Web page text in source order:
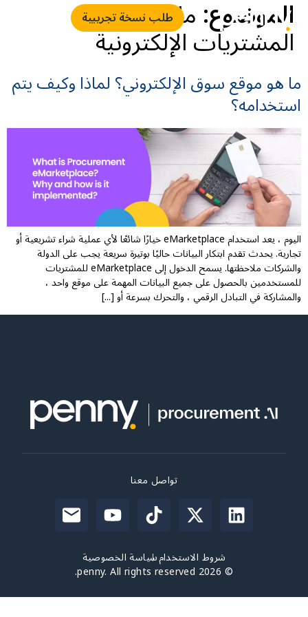
طلب نسخة تجريبية الموضوع:ما هو سوق
المشتريات الإلكترونية
ما هو موقع سوق الإلكتروني؟ لماذا وكيف يتم
استخدامه؟
اليوم ، يعد استخدام eMarketplace خيارًا شائعًا لأي عملية شراء تشريعية أو
تجارية. يحدث تقدم ابتكار البيانات حاليًا بوتيرة سريعة يجب على الدولة
والشركات ملاحظتها. يسمح الدخول إلى eMarketplace للمشتريات
للمستخدمين بالحصول على جميع البيانات المهمة على موقع واحد ،
والمشاركة في التبادل الرقمي ، والتحرك بسرعة أو [...]
شروط الاستخدامسياسة الخصوصية
© 2026 penny. All rights reserved.
تواصل معنا